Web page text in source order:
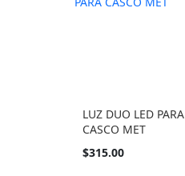
LUZ DUO LED PARA
CASCO MET
$315.00